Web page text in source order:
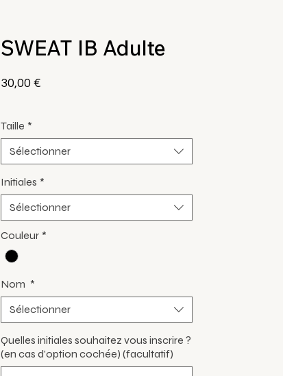
SWEAT IB Adulte
30,00 €
Taille *
Sélectionner
Initiales *
Sélectionner
Couleur *
Nom *
Sélectionner
Quelles initiales souhaitez vous inscrire ?
(en cas d'option cochée) (facultatif)